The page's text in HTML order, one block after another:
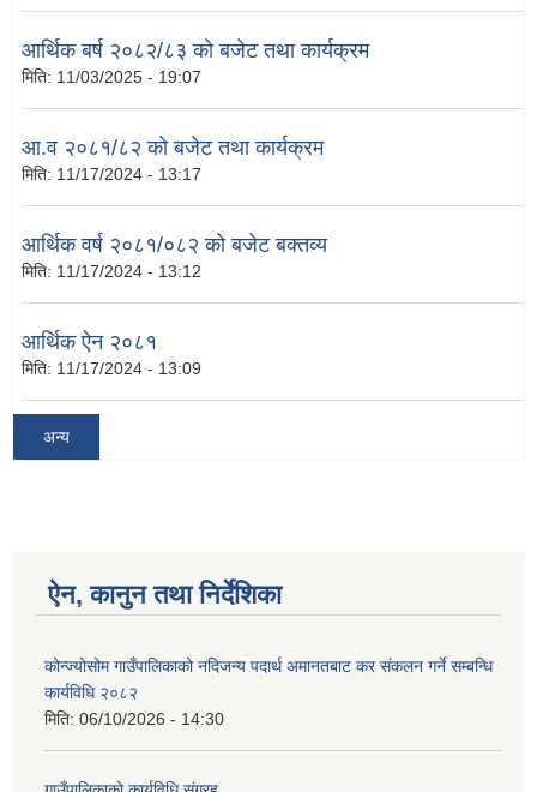
आर्थिक बर्ष २०८२/८३ को बजेट तथा कार्यक्रम
मिति: 11/03/2025 - 19:07
आ.व २०८१/८२ को बजेट तथा कार्यक्रम
मिति: 11/17/2024 - 13:17
आर्थिक वर्ष २०८१/०८२ को बजेट बक्तव्य
मिति: 11/17/2024 - 13:12
आर्थिक ऐन २०८१
मिति: 11/17/2024 - 13:09
अन्य
ऐन, कानुन तथा निर्देशिका
कोन्ज्योसोम गाउँपालिकाको नदिजन्य पदार्थ अमानतबाट कर संकलन गर्ने सम्बन्धि
कार्यविधि २०८२
मिति: 06/10/2026 - 14:30